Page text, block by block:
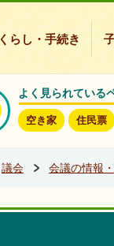
くらし・手続き
よく見られている
空き家 住民票
議会 会議の情報